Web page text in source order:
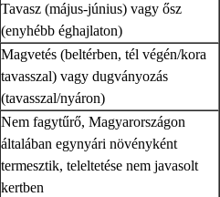
Tavasz (május-június) vagy ősz
(enyhébb éghajlaton)
Magvetés (beltérben, tél végén/kora
tavasszal) vagy dugványozás
(tavasszal/nyáron)
Nem fagytűrő, Magyarországon
általában egynyári növényként
termesztik, teleltetése nem javasolt
kertben